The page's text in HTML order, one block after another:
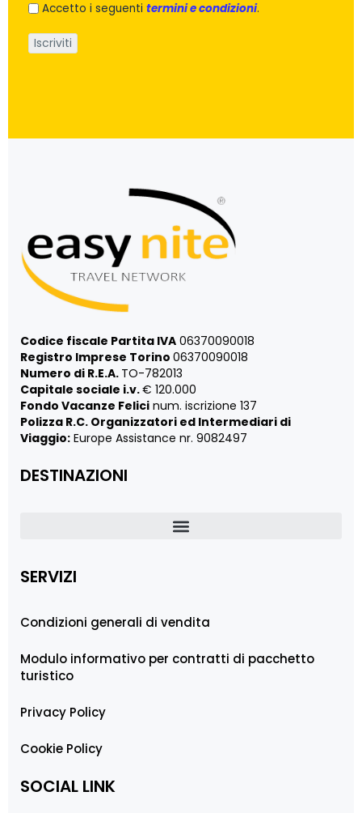
Accetto i seguenti termini e condizioni.
Codice fiscale Partita IVA 06370090018
Registro Imprese Torino 06370090018
Numero di R.E.A. TO-782013
Capitale sociale i.v.€ 120.000
Fondo Vacanze Felici num. iscrizione 137
Polizza R.C. Organizzatori ed Intermediari di
Viaggio: Europe Assistance nr. 9082497
DESTINAZIONI
SERVIZI
Condizioni generali di vendita
Modulo informativo per contratti di pacchetto
turistico
Privacy Policy
Cookie Policy
SOCIAL LINK